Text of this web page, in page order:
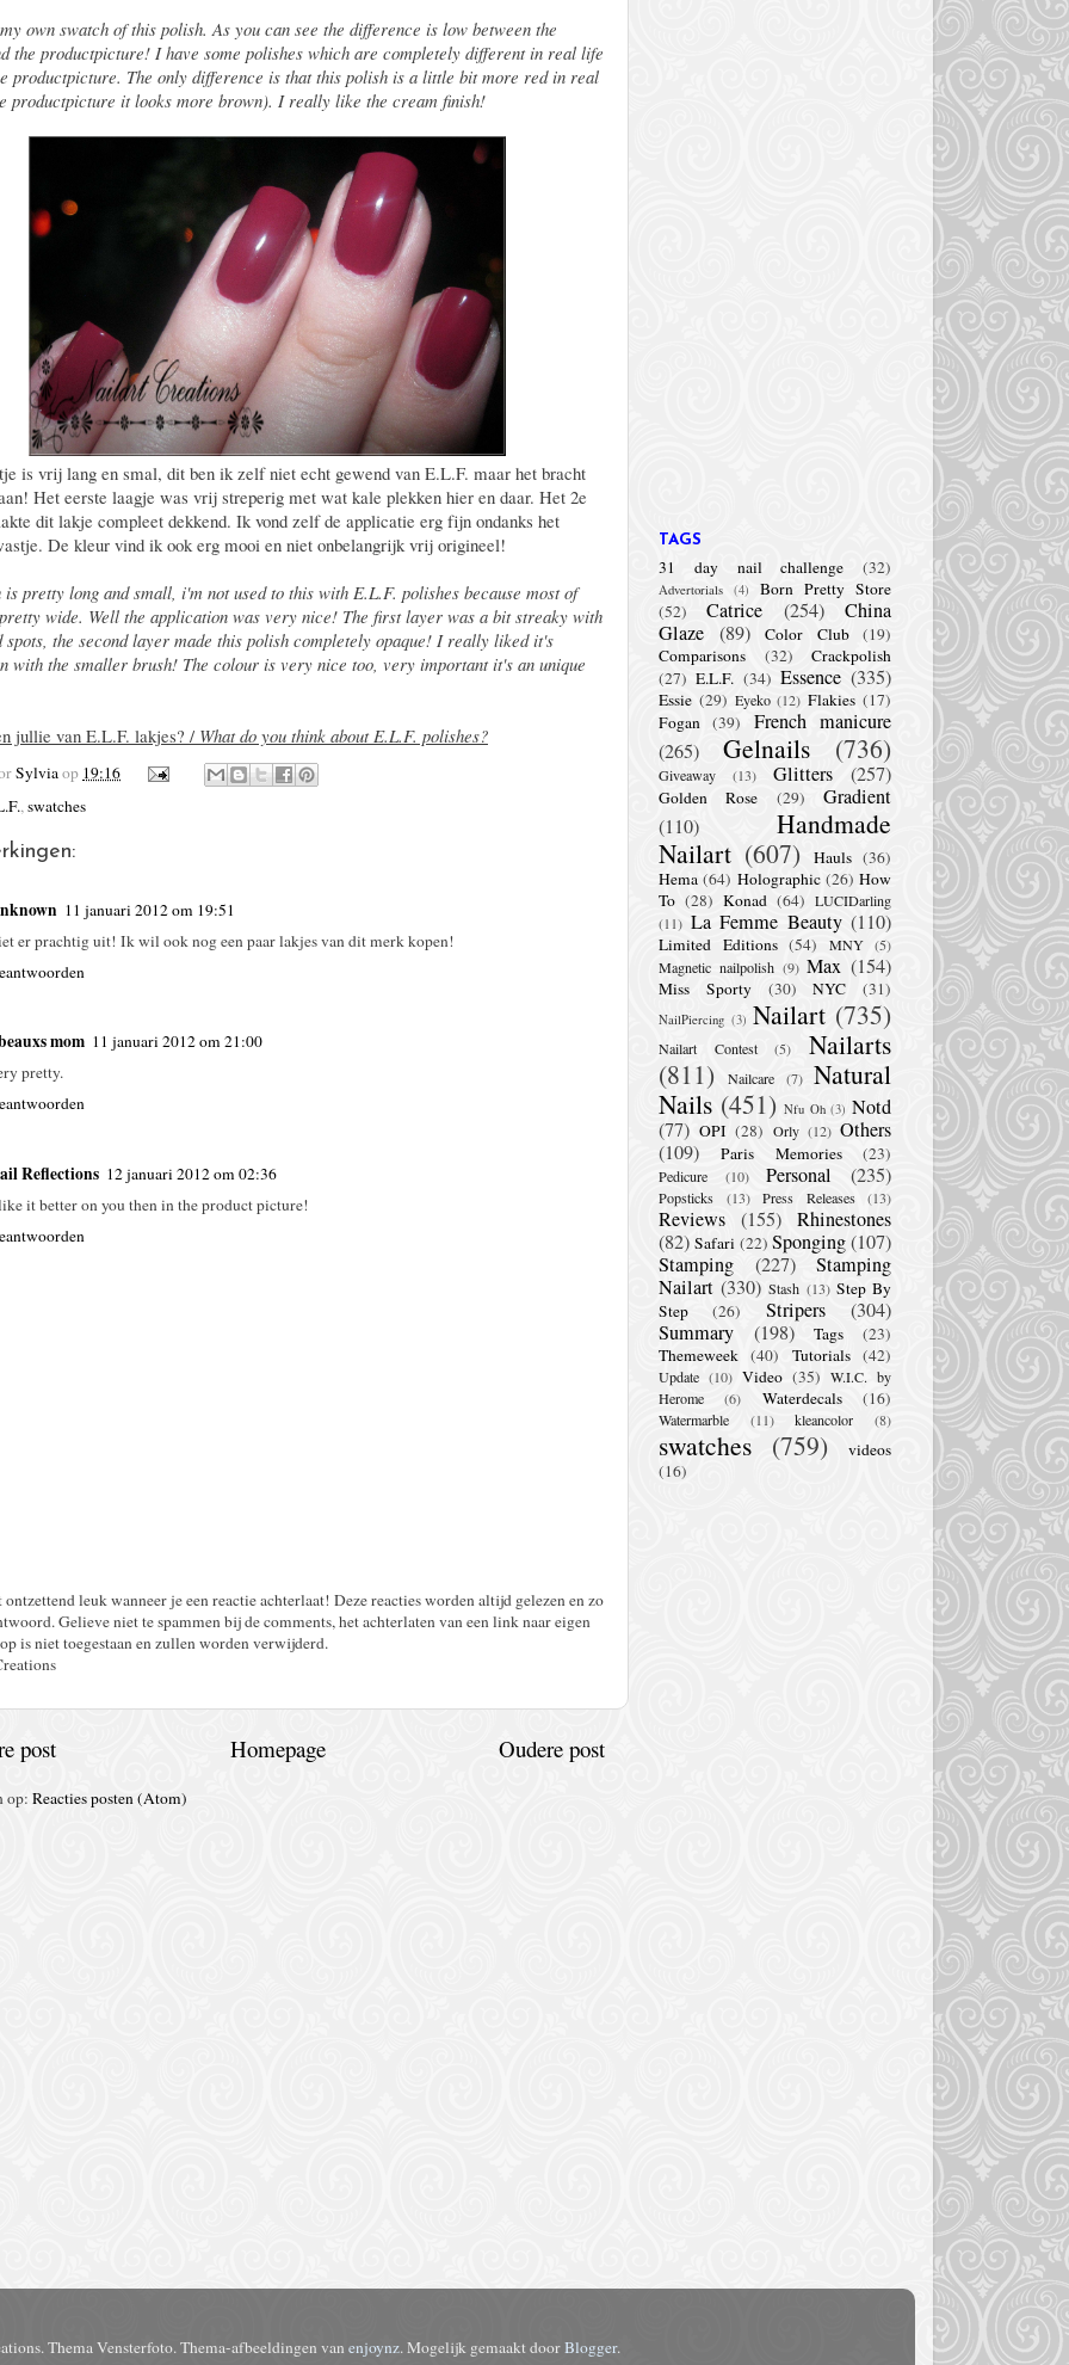
own swatch of this polish. As you can see the difference is low between the
the productpicture! I have some polishes which are completely different in real life
productpicture. The only difference is that this polish is a little bit more red in real
productpicture it looks more brown). I really like the cream finish!
is vrij lang en smal, dit ben ik zelf niet echt gewend van E.L.F. maar het bracht
Het eerste laagje was vrij streperig met wat kale plekken hier en daar. Het 2e
dit lakje compleet dekkend. Ik vond zelf de applicatie erg fijn ondanks het
De kleur vind ik ook erg mooi en niet onbelangrijk vrij origineel!
is pretty long and small, i'm not used to this with E.L.F. polishes because most of
wide. Well the application was very nice! The first layer was a bit streaky with
spots, the second layer made this polish completely opaque! I really liked it's
with the smaller brush! The colour is very nice too, very important it's an unique
jullie van E.L.F. lakjes? / What do you think about E.L.F. polishes?
Sylviaop 19:16
,swatches
11 januari 2012 om 19:51
er prachtig uit! Ik wil ook nog een paar lakjes van dit merk kopen!
mom 11 januari 2012 om 21:00
pretty.
Reflections 12 januari 2012 om 02:36
it better on you then in the product picture!
leuk wanneer je een reactie achterlaat! Deze reacties worden altijd gelezen en zo
Gelieve niet te spammen bij de comments, het achterlaten van een link naar eigen
is niet toegestaan en zullen worden verwijderd.
post Oudere post
Homepage
op: Reacties posten (Atom)
TAGS
31 day nail challenge (32)
Advertorials (4)
Born Pretty Store
(52)
Catrice (254)
China
Glaze (89) Color Club
(19)
Comparisons
(32)
Crackpolish
(27) E.L.F. (34) Essence (335)
Essie (29) Eyeko (12) Flakies (17)
Fogan (39)
French manicure
(265)
Gelnails (736)
Giveaway (13) Glitters (257)
Golden Rose (29)
Gradient
(110)
Handmade
Nailart (607) Hauls (36)
Hema (64) Holographic (26) How
To (28) Konad (64) LUCIDarling
(11) La Femme Beauty (110)
Limited Editions (54) MNY (5)
Magnetic nailpolish (9) Max (154)
Miss Sporty (30) NYC (31)
NailPiercing (3) Nailart (735)
Nailart Contest (5)
Nailarts
(811)
Nailcare (7) Natural
Nails (451) Nfu Oh (3) Notd
(77) OPI (28) Orly (12) Others
(109)
Paris Memories (23)
Pedicure (10) Personal (235)
Popsticks (13) Press Releases (13)
Reviews (155) Rhinestones
(82) Safari (22) Sponging(107)
Stamping
(227)
Stamping
Nailart (330) Stash (13) Step By
Step
(26) Stripers
(304)
Summary
(198) Tags
(23)
Themeweek (40) Tutorials (42)
Update (10) Video (35) W.I.C. by
Herome
(6) Waterdecals (16)
Watermarble (11) kleancolor (8)
swatches (759)
videos
(16)
Thema Vensterfoto. Thema-afbeeldingen van enjoynz. Mogelijk gemaakt doorBlogger.